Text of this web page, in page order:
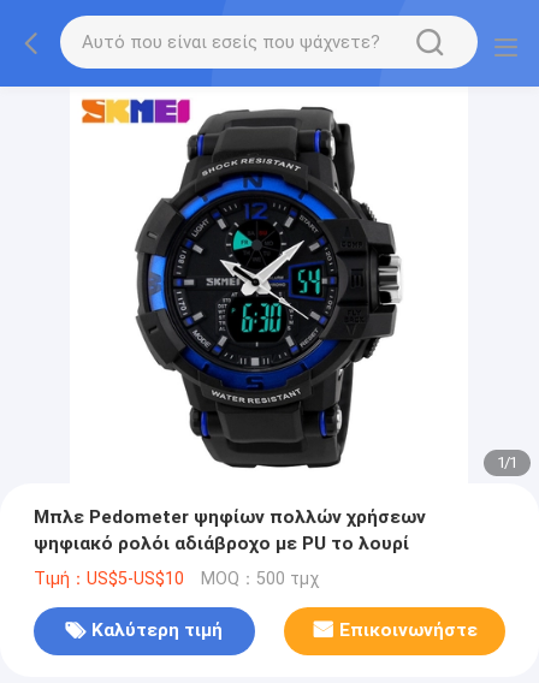
1/1
Μπλε Pedometer ψηφίων πολλών χρήσεων
ψηφιακό ρολόι αδιάβροχο με PU το λουρί
Τιμή：US$5-US$10 MOQ：500 τμχ
Καλύτερη τιμή Επικοινωνήστε